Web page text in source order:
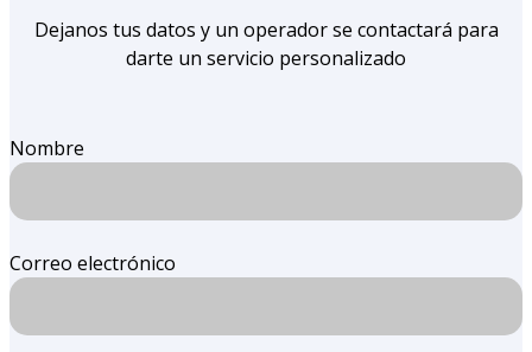
Dejanos tus datos y un operador se contactará para
darte un servicio personalizado
Nombre
Correo electrónico